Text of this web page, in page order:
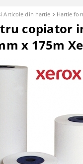
Articole din hartie Hartie
copiator
x 175m